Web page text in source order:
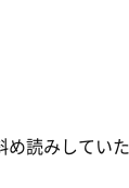
読みしてい